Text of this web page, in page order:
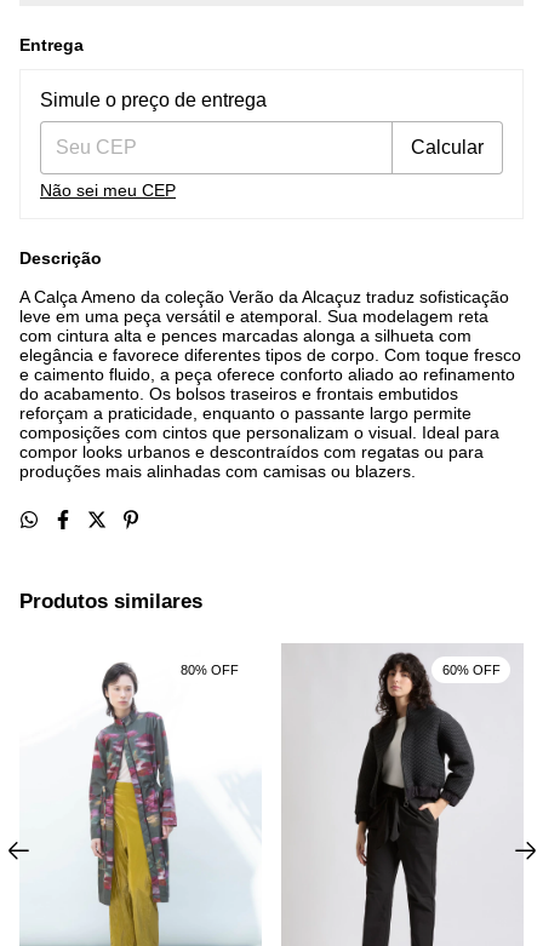
Entrega
Entregas para o CEP:
Simule o preço de entrega
Calcular
Não sei meu CEP
Descrição
A Calça Ameno da coleção Verão da Alcaçuz traduz sofisticação
leve em uma peça versátil e atemporal. Sua modelagem reta
com cintura alta e pences marcadas alonga a silhueta com
elegância e favorece diferentes tipos de corpo. Com toque fresco
e caimento fluido, a peça oferece conforto aliado ao refinamento
do acabamento. Os bolsos traseiros e frontais embutidos
reforçam a praticidade, enquanto o passante largo permite
composições com cintos que personalizam o visual. Ideal para
compor looks urbanos e descontraídos com regatas ou para
produções mais alinhadas com camisas ou blazers.
Produtos similares
80% OFF 60% OFF